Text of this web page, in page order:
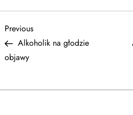
N
a
Previous
Post
Previous
Alkoholik na głodzie
objawy